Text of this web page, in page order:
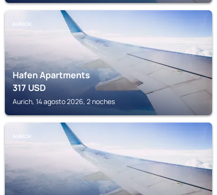
AURICH
Hafen Apartments
317USD
Aurich, 14 agosto 2026, 2 noches
AURICH